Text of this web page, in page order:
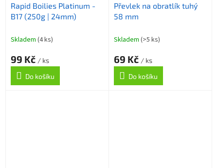
Rapid Boilies Platinum -
B17 (250g | 24mm)
Skladem (4 ks)
99 Kč / ks
Do košíku
Převlek na obratlík tuhý
58 mm
Skladem (>5 ks)
69 Kč / ks
Do košíku